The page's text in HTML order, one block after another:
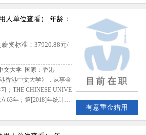
B级留学生专业人才
人单位查看）
年龄：
资标准：37920.88元/
文大学 国家：香港
香港中文大学》，从事金
；THE CHINESE UNIVE
63年；第[2018]年统计在
留信网评定李先生B级留
有意重金猎用